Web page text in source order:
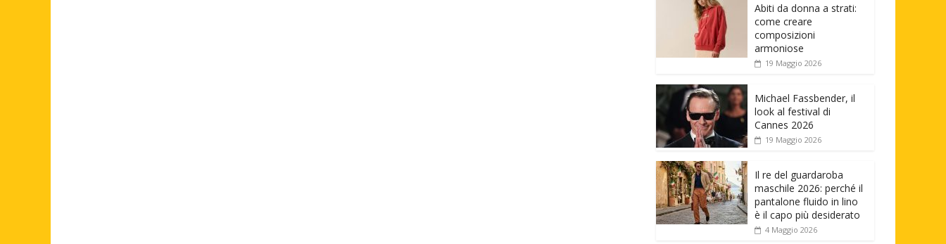
Abiti da donna a strati:
come creare
composizioni
armoniose
19 Maggio 2026
Michael Fassbender, il
look al festival di
Cannes 2026
19 Maggio 2026
Il re del guardaroba
maschile 2026: perché il
pantalone fluido in lino
è il capo più desiderato
4 Maggio 2026